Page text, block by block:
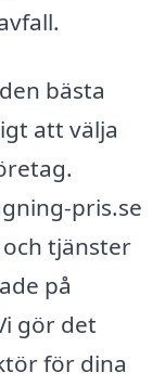
bästa
att välja
pris.se
tjänster
på
gör det
för dina